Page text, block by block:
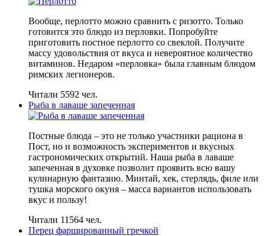
Вообще, перлотто можно сравнить с ризотто. Только
готовится это блюдо из перловки. Попробуйте
приготовить постное перлотто со свеклой. Получите
массу удовольствия от вкуса и невероятное количество
витаминов. Недаром «перловка» была главным блюдом
римских легионеров.
Читали 5592 чел.
Рыба в лаваше запеченная
Постные блюда – это не только участники рациона в
Пост, но и возможность экспериментов и вкусных
гастрономических открытий. Наша рыба в лаваше
запеченная в духовке позволит проявить всю вашу
кулинарную фантазию. Минтай, хек, стерлядь, филе или
тушка морского окуня – масса вариантов использовать
вкус и пользу!
Читали 11564 чел.
Перец фаршированный гречкой